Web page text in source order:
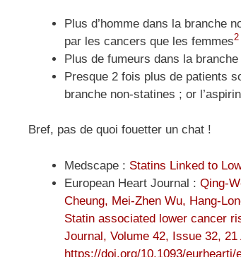
Plus d’homme dans la branche
par les cancers que les femmes2
Plus de fumeurs dans la
Presque 2 fois plus de patients
branche non-statines ; or
Bref, pas de quoi fouetter un chat !
Medscape : Statins Linked to
European Heart Journal : Qing-
Cheung, Mei-Zhen Wu, Hang-
Statin associated lower cancer
Journal, Volume 42, Issue 32,
https://doi.org/10.1093/eurheartj/